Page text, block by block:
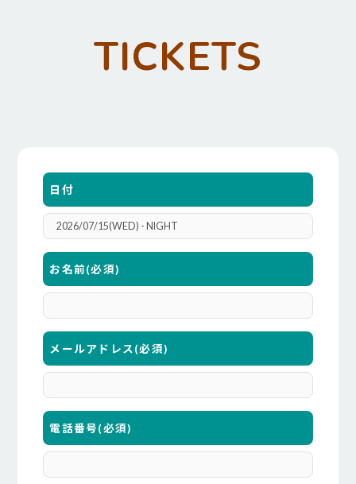
TICKETS
日付
お名前(必須)
メールアドレス(必須)
電話番号(必須)